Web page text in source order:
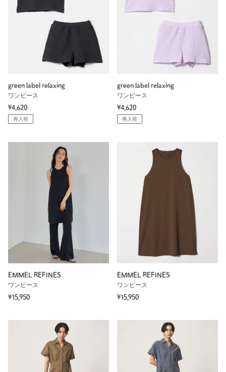
green label relaxing
ワンピース
¥4,620
再入荷
green label relaxing
ワンピース
¥4,620
再入荷
EMMEL REFINES
ワンピース
¥15,950
EMMEL REFINES
ワンピース
¥15,950